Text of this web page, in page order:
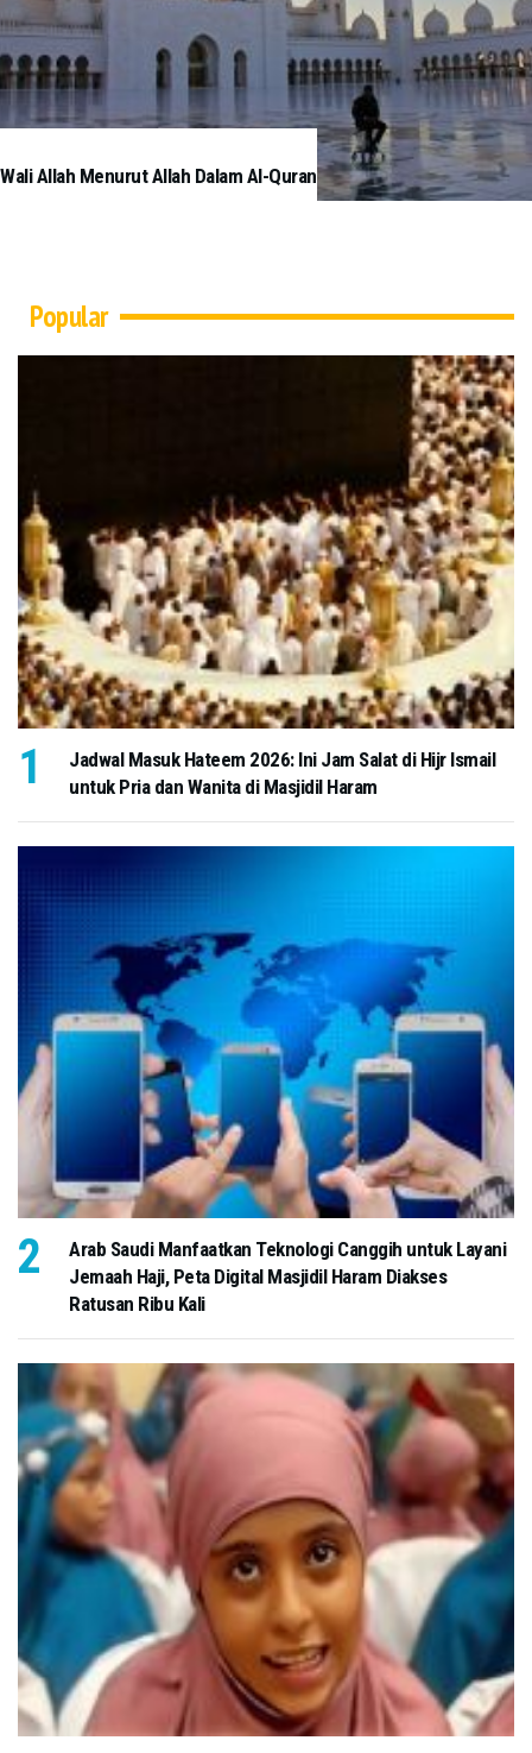
Wali Allah Menurut Allah Dalam Al-Quran
Popular
Jadwal Masuk Hateem 2026: Ini Jam Salat di Hijr Ismail
untuk Pria dan Wanita di Masjidil Haram
Arab Saudi Manfaatkan Teknologi Canggih untuk Layani
Jemaah Haji, Peta Digital Masjidil Haram Diakses
Ratusan Ribu Kali